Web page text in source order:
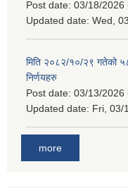
Post date: 03/18/2026
Updated date: Wed,
मिति २०८२/१०/२९ गतेको
निर्णयहरु
Post date: 03/13/2026
Updated date: Fri, 03/
more